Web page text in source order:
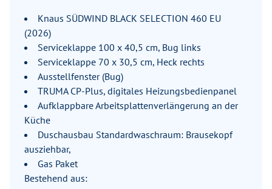
Knaus SÜDWIND BLACK SELECTION 460 EU
(2026)
Serviceklappe 100 x 40,5 cm, Bug links
Serviceklappe 70 x 30,5 cm, Heck rechts
Ausstellfenster (Bug)
TRUMA CP-Plus, digitales Heizungsbedienpanel
Aufklappbare Arbeitsplattenverlängerung an der
Küche
Duschausbau Standardwaschraum: Brausekopf
ausziehbar,
Gas Paket
Bestehend aus: